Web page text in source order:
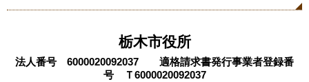
栃木市役所
法人番号 6000020092037 適格請求書発行事業者登録番
号 Ｔ6000020092037